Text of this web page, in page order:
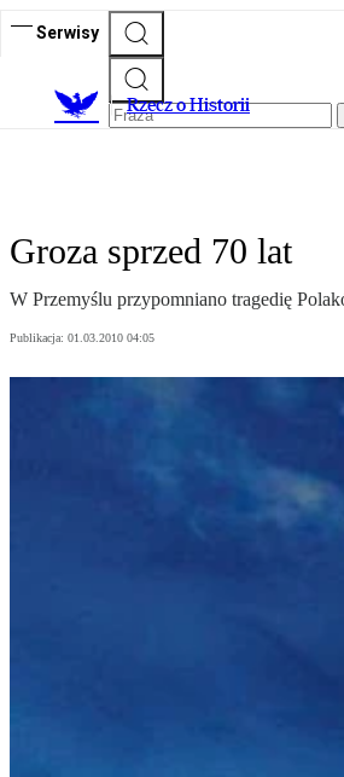
Serwisy
Rzecz o Historii
Groza sprzed 70 lat
W Przemyślu przypomniano tragedię
Publikacja: 01.03.2010 04:05